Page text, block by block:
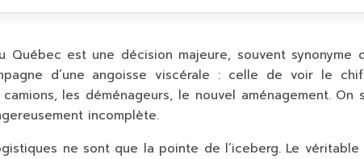
Québec est une décision majeure, souvent
d’une angoisse viscérale : celle de voir le
les déménageurs, le nouvel aménagement.
incomplète.
ne sont que la pointe de l’iceberg. Le